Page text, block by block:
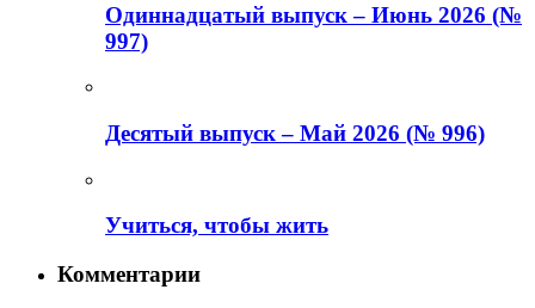
Одиннадцатый выпуск – Июнь 2026 (№
997)
Деcятый выпуск – Май 2026 (№ 996)
Учиться, чтобы жить
Комментарии